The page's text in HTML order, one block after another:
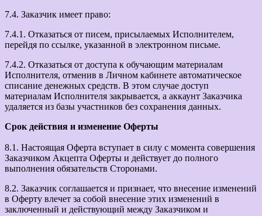
7.4. Заказчик имеет право:
7.4.1. Отказаться от писем, присылаемых Исполнителем,
перейдя по ссылке, указанной в электронном письме.
7.4.2. Отказаться от доступа к обучающим материалам
Исполнителя, отменив в Личном кабинете автоматическое
списание денежных средств. В этом случае доступ
материалам Исполнителя закрывается, а аккаунт Заказчика
удаляется из базы участников без сохранения данных.
Срок действия и изменение Оферты
8.1. Настоящая Оферта вступает в силу с момента совершения
Заказчиком Акцепта Оферты и действует до полного
выполнения обязательств Сторонами.
8.2. Заказчик соглашается и признает, что внесение изменений
в Оферту влечет за собой внесение этих изменений в
заключенный и действующий между Заказчиком и